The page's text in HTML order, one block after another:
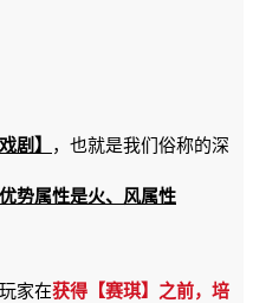
剧】 ，也就是我们俗称的深
势属性是火、风属性
家在获得【赛琪】之前，培